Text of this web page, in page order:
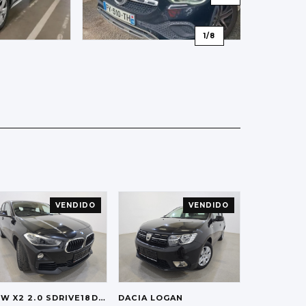
1/8
VENDIDO
X2 2.0 SDRIVE18D AUT.
VENDIDO
DACIA LOGAN